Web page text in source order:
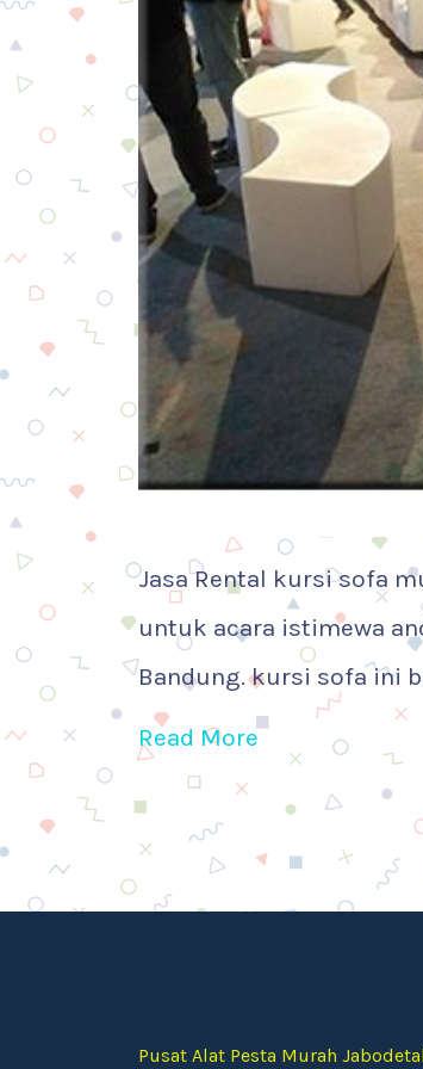
Jasa Rental kursi sofa
untuk acara istimewa
Bandung. kursi sofa ini
Read More
Pusat Alat Pesta Murah